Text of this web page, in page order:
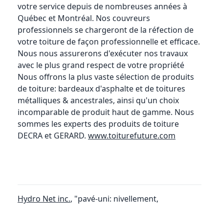
votre service depuis de nombreuses années à
Québec et Montréal. Nos couvreurs
professionnels se chargeront de la réfection de
votre toiture de façon professionnelle et efficace.
Nous nous assurerons d'exécuter nos travaux
avec le plus grand respect de votre propriété
Nous offrons la plus vaste sélection de produits
de toiture: bardeaux d'asphalte et de toitures
métalliques & ancestrales, ainsi qu'un choix
incomparable de produit haut de gamme. Nous
sommes les experts des produits de toiture
DECRA et GERARD. www.toiturefuture.com
Hydro Net inc., "pavé-uni: nivellement,